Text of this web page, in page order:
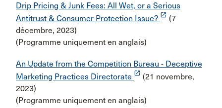
Drip Pricing & Junk Fees: All Wet, or a Serious
Antitrust & Consumer Protection Issue? launch (7
décembre, 2023)
(Programme uniquement en anglais)
An Update from the Competition Bureau - Deceptive
Marketing Practices Directorate launch (21 novembre,
2023)
(Programme uniquement en anglais)